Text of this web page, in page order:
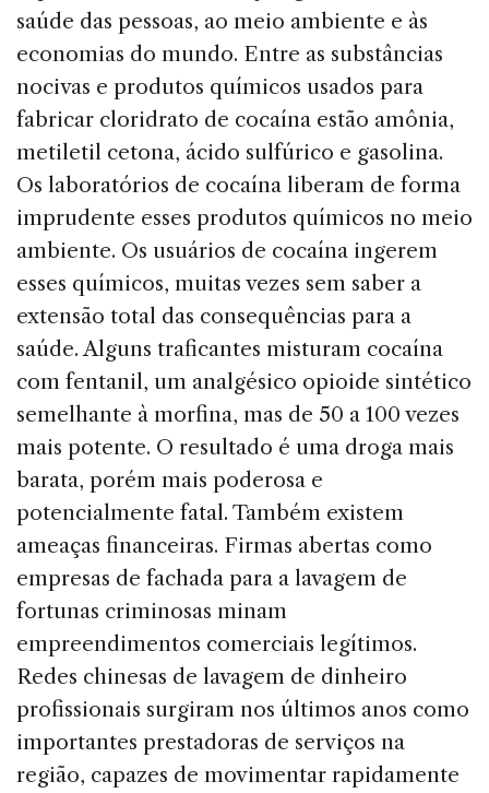
saúde das pessoas, ao meio ambiente e às
economias do mundo. Entre as substâncias
nocivas e produtos químicos usados ​​para
fabricar cloridrato de cocaína estão amônia,
metiletil cetona, ácido sulfúrico e gasolina.
Os laboratórios de cocaína liberam de forma
imprudente esses produtos químicos no meio
ambiente. Os usuários de cocaína ingerem
esses químicos, muitas vezes sem saber a
extensão total das consequências para a
saúde. Alguns traficantes misturam cocaína
com fentanil, um analgésico opioide sintético
semelhante à morfina, mas de 50 a 100 vezes
mais potente. O resultado é uma droga mais
barata, porém mais poderosa e
potencialmente fatal. Também existem
ameaças financeiras. Firmas abertas como
empresas de fachada para a lavagem de
fortunas criminosas minam
empreendimentos comerciais legítimos.
Redes chinesas de lavagem de dinheiro
profissionais surgiram nos últimos anos como
importantes prestadoras de serviços na
região, capazes de movimentar rapidamente